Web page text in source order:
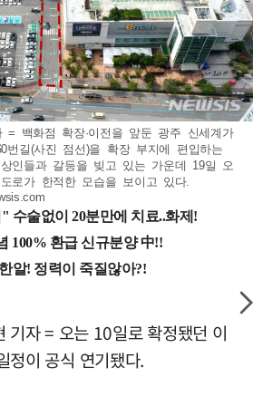
= 백화점 확장·이전을 앞둔 광주 신세계가
길(사진 점선)을 확장 부지에 편입하는
인들과 갈등을 빚고 있는 가운데 19일 오
로가 한적한 모습을 보이고 있다.
기자 = 오는 10일로 확정됐던 이
정이 공식 연기됐다.